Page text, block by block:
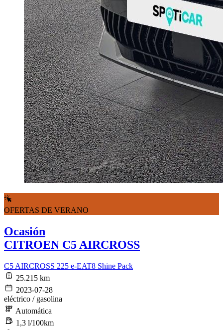
OFERTAS DE VERANO
Ocasión
CITROEN C5 AIRCROSS
C5 AIRCROSS 225 e-EAT8 Shine Pack
25.215 km
2023-07-28
eléctrico / gasolina
Automática
1,3 l/100km